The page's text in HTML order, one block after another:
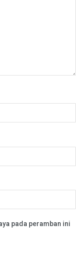
pada peramban ini